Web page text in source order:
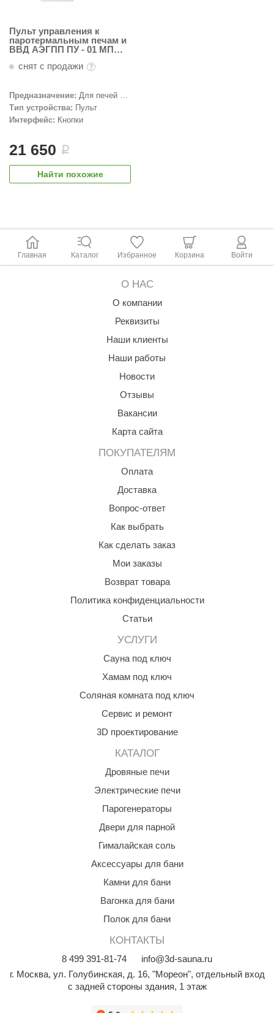
Design
2000
Snow
Пульт управления к
паротермальным печам и
ВВД АЭГПП ПУ - 01 МП
снят с продажи
Предназначение: Для печей с
парогенератором
Тип устройства: Пульт
Интерфейс: Кнопки
21 650 i
Найти похожие
Главная Каталог Избранное Корзина Войти
О НАС
О компании
Реквизиты
Наши клиенты
Наши работы
Новости
Отзывы
Вакансии
Карта сайта
ПОКУПАТЕЛЯМ
Оплата
Доставка
Вопрос-ответ
Как выбрать
Как сделать заказ
Мои заказы
Возврат товара
Политика конфиденциальности
Статьи
УСЛУГИ
Сауна под ключ
Хамам под ключ
Соляная комната под ключ
Сервис и ремонт
3D проектирование
КАТАЛОГ
Дровяные печи
Электрические печи
Парогенераторы
Двери для парной
Гималайская соль
Аксессуары для бани
Камни для бани
Вагонка для бани
Полок для бани
КОНТАКТЫ
8 499 391-81-74
info@3d-sauna.ru
г. Москва, ул. Голубинская, д. 16, "Мореон", отдельный вход
с задней стороны здания, 1 этаж